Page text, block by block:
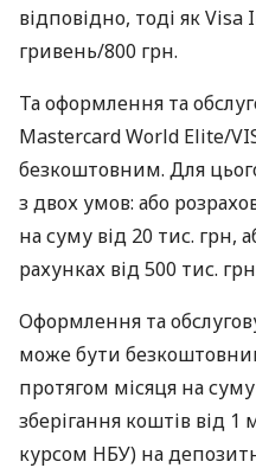
відповідно, тоді як
гривень/800 грн.
Та оформлення та
Mastercard World Elite/
безкоштовним. Для
з двох умов: або
на суму від 20 тис. грн,
рахунках від 500 тис.
Оформлення та
може бути
протягом місяця на
зберігання коштів від 1
курсом НБУ) на